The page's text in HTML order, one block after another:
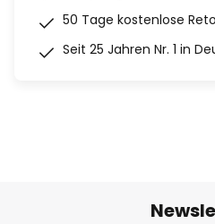
50 Tage kostenlose
Seit 25 Jahren Nr. 1 in